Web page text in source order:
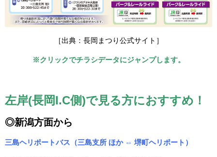
［出典：長岡まつり公式サイト］
※クリックでチラシデータにジャンプします。
左岸(長岡I.C側)で見る方におすすめ！
◎新潟方面から
三島ヘリポートバス（三島支所 ほか ⇔ 堺町ヘリポート）